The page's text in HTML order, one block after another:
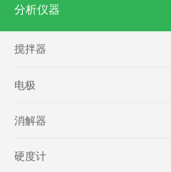
分析仪器
搅拌器
电极
消解器
硬度计